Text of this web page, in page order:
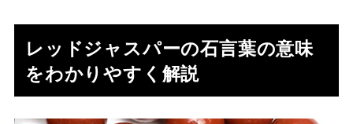
レッドジャスパーの石言葉の意味
をわかりやすく解説